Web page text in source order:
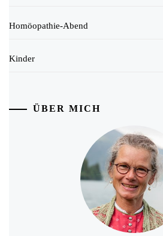
Homöopathie-Abend
Kinder
ÜBER MICH